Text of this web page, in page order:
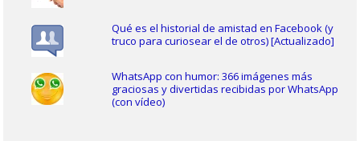
Qué es el historial de amistad en Facebook (y
truco para curiosear el de otros) [Actualizado]
WhatsApp con humor: 366 imágenes más
graciosas y divertidas recibidas por WhatsApp
(con vídeo)